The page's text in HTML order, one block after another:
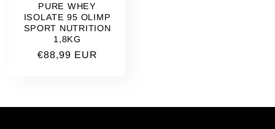
PURE WHEY
ISOLATE 95 OLIMP
SPORT NUTRITION
1,8KG
Prix
€88,99 EUR